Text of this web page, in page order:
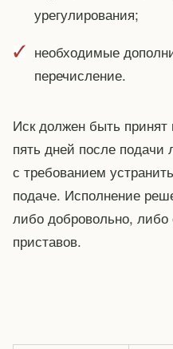
урегулирования;
необходимые
перечисление.
Иск должен быть принят
пять дней после
с требованием
подаче. Исполнение
либо добровольно, либо
приставов.